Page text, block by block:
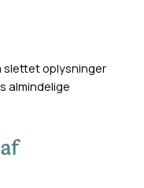
oplysninger
almindelige